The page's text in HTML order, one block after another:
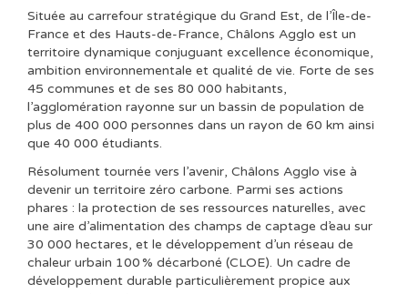
Située au carrefour stratégique du Grand Est, de l’Île-de-
France et des Hauts-de-France, Châlons Agglo est un
territoire dynamique conjuguant excellence économique,
ambition environnementale et qualité de vie. Forte de ses
45 communes et de ses 80 000 habitants,
l’agglomération rayonne sur un bassin de population de
plus de 400 000 personnes dans un rayon de 60 km ainsi
que 40 000 étudiants.
Résolument tournée vers l’avenir, Châlons Agglo vise à
devenir un territoire zéro carbone. Parmi ses actions
phares : la protection de ses ressources naturelles, avec
une aire d’alimentation des champs de captage d’eau sur
30 000 hectares, et le développement d’un réseau de
chaleur urbain 100 % décarboné (CLOE). Un cadre de
développement durable particulièrement propice aux